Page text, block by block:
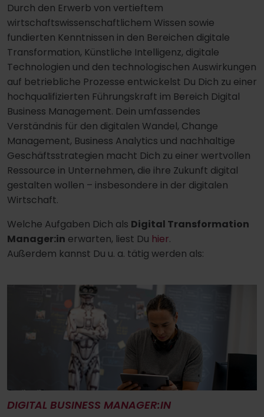
Durch den Erwerb von vertieftem
wirtschaftswissenschaftlichem Wissen sowie
fundierten Kenntnissen in den Bereichen digitale
Transformation, Künstliche Intelligenz, digitale
Technologien und den technologischen Auswirkungen
auf betriebliche Prozesse entwickelst Du Dich zu einer
hochqualifizierten Führungskraft im Bereich Digital
Business Management. Dein umfassendes
Verständnis für den digitalen Wandel, Change
Management, Business Analytics und nachhaltige
Geschäftsstrategien macht Dich zu einer wertvollen
Ressource in Unternehmen, die ihre Zukunft digital
gestalten wollen – insbesondere in der digitalen
Wirtschaft.
Welche Aufgaben Dich als Digital Transformation
Manager:in erwarten, liest Du hier.
Außerdem kannst Du u. a. tätig werden als:
DIGITAL BUSINESS MANAGER:IN